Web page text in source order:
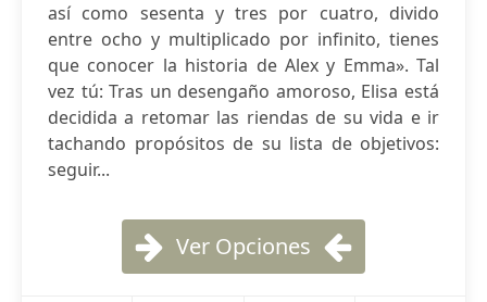
así como sesenta y tres por cuatro, divido
entre ocho y multiplicado por infinito, tienes
que conocer la historia de Alex y Emma». Tal
vez tú: Tras un desengaño amoroso, Elisa está
decidida a retomar las riendas de su vida e ir
tachando propósitos de su lista de objetivos:
seguir...
Ver Opciones